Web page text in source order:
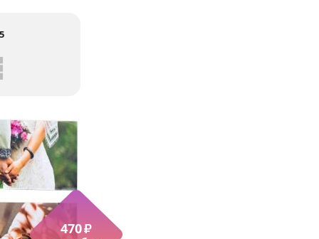
470₽